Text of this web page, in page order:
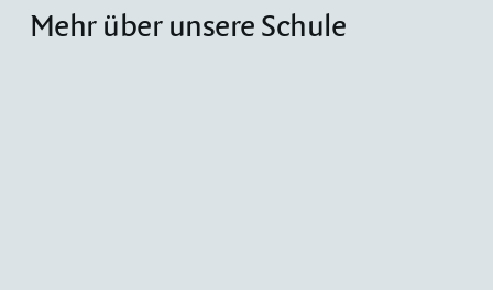
Mehr über unsere Schule